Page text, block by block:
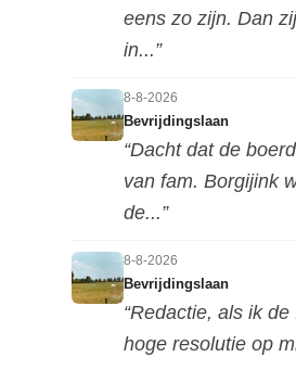
eens zo zijn. Dan
in...”
8-8-2026
Bevrijdingslaan
“Dacht dat de
van fam. Borgijink
de...”
8-8-2026
Bevrijdingslaan
“Redactie, als ik
hoge resolutie op